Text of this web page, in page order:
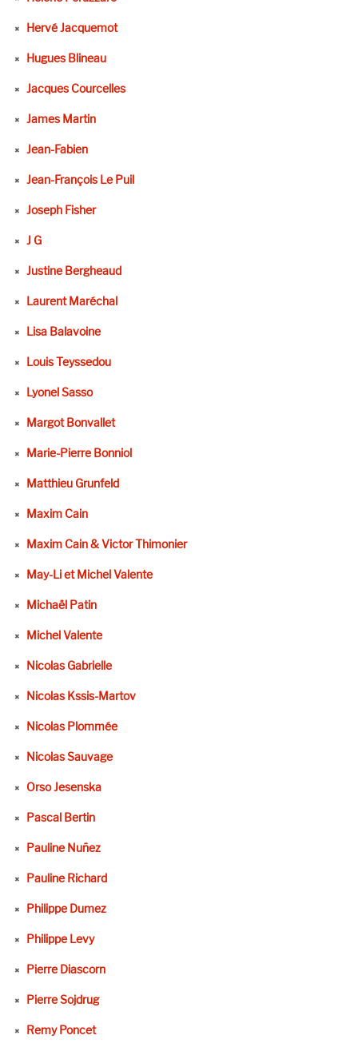
Hervé Jacquemot
Hugues Blineau
Jacques Courcelles
James Martin
Jean-Fabien
Jean-François Le Puil
Joseph Fisher
J G
Justine Bergheaud
Laurent Maréchal
Lisa Balavoine
Louis Teyssedou
Lyonel Sasso
Margot Bonvallet
Marie-Pierre Bonniol
Matthieu Grunfeld
Maxim Cain
Maxim Cain & Victor Thimonier
May-Li et Michel Valente
Michaël Patin
Michel Valente
Nicolas Gabrielle
Nicolas Kssis-Martov
Nicolas Plommée
Nicolas Sauvage
Orso Jesenska
Pascal Bertin
Pauline Nuñez
Pauline Richard
Philippe Dumez
Philippe Levy
Pierre Diascorn
Pierre Sojdrug
Remy Poncet